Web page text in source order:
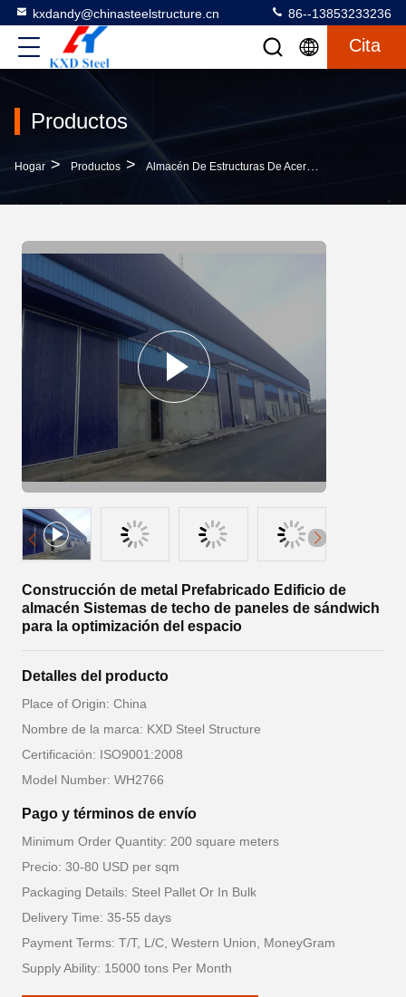
kxdandy@chinasteelstructure.cn 86--13853233236
Cita
Productos
Hogar > Productos > Almacén De Estructuras De Acero
Construcción de metal Prefabricado Edificio de
almacén Sistemas de techo de paneles de sándwich
para la optimización del espacio
Detalles del producto
Place of Origin: China
Nombre de la marca: KXD Steel Structure
Certificación: ISO9001:2008
Model Number: WH2766
Pago y términos de envío
Minimum Order Quantity: 200 square meters
Precio: 30-80 USD per sqm
Packaging Details: Steel Pallet Or In Bulk
Delivery Time: 35-55 days
Payment Terms: T/T, L/C, Western Union, MoneyGram
Supply Ability: 15000 tons Per Month